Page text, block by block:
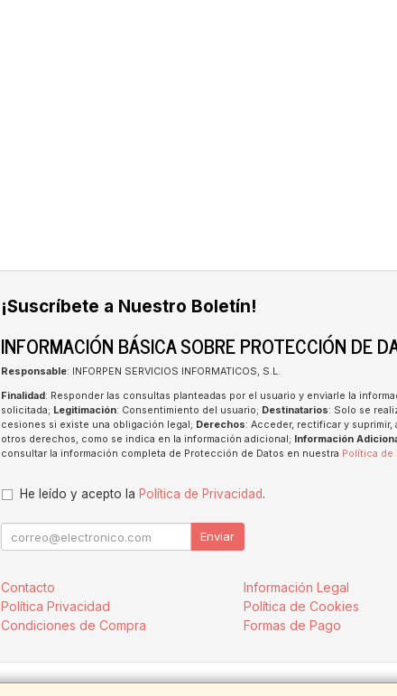
¡Suscríbete a Nuestro Boletín!
INFORMACIÓN BÁSICA SOBRE PROTECCIÓN DE
Responsable: INFORPEN SERVICIOS INFORMATICOS, S.L.
Finalidad: Responder las consultas planteadas por el usuario y enviarle la
solicitada; Legitimación: Consentimiento del usuario; Destinatarios: Solo se
cesiones si existe una obligación legal; Derechos: Acceder, rectificar y suprimir,
otros derechos, como se indica en la información adicional; Información
consultar la información completa de Protección de Datos en nuestra Política de
He leído y acepto la Política de Privacidad.
Enviar
Contacto
Información Legal
Política Privacidad
Política de Cookies
Condiciones de Compra
Formas de Pago